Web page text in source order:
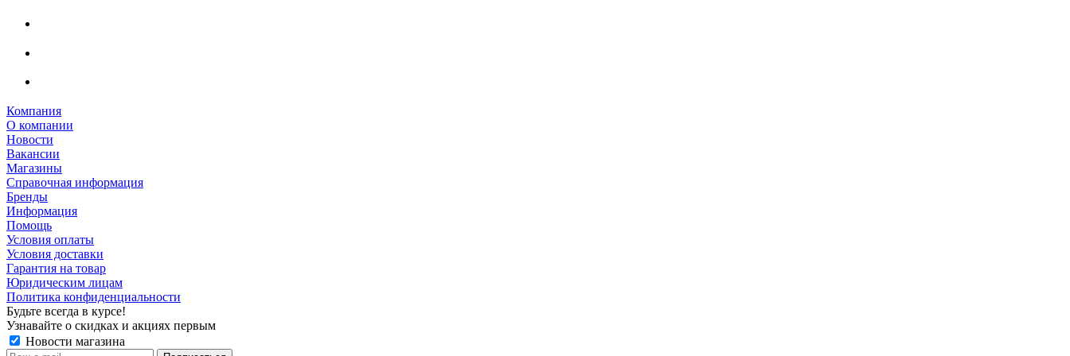
Компания
О компании
Новости
Вакансии
Магазины
Справочная информация
Бренды
Информация
Помощь
Условия оплаты
Условия доставки
Гарантия на товар
Юридическим лицам
Политика конфиденциальности
Будьте всегда в курсе!
Узнавайте о скидках и акциях первым
Новости магазина